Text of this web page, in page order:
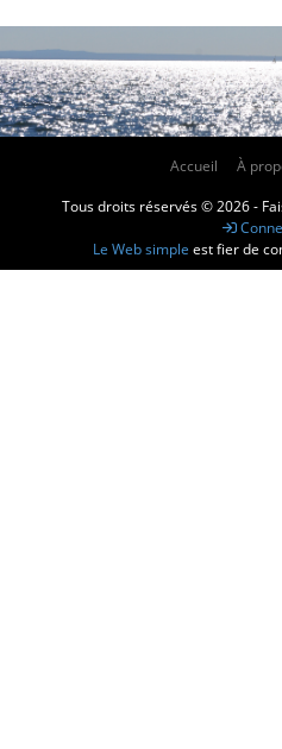
Tous droits réservés © 2026 -
Le Web simple est fier de
Accueil À